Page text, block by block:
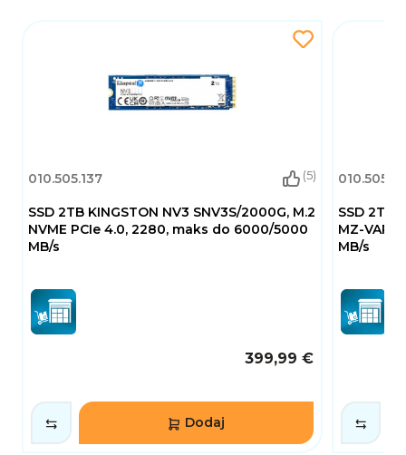
010.505.137 (5)
SSD 2TB KINGSTON NV3 SNV3S/2000G, M.2
NVME PCIe 4.0, 2280, maks do 6000/5000
MB/s
399,99 €
Dodaj
SSD 2TB
MZ-
MB/s